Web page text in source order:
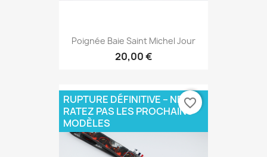
Poignée Baie Saint Michel Jour
20,00 €
RUPTURE DÉFINITIVE – NE
RATEZ PAS LES PROCHAINS
MODÈLES
favorite_border